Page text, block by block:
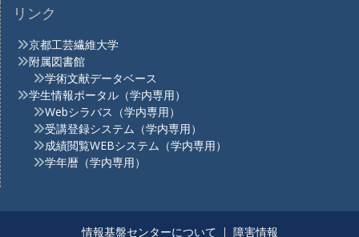
リンク
京都工芸繊維大学
附属図書館
学術文献データベース
学生情報ポータル（学内専用）
Webシラバス（学内専用）
受講登録システム（学内専用）
成績閲覧WEBシステム（学内専用）
学年暦（学内専用）
情報基盤センターについて 障害情報